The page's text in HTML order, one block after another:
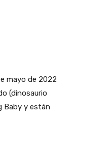
mayo de 2022
(dinosaurio
Baby y están